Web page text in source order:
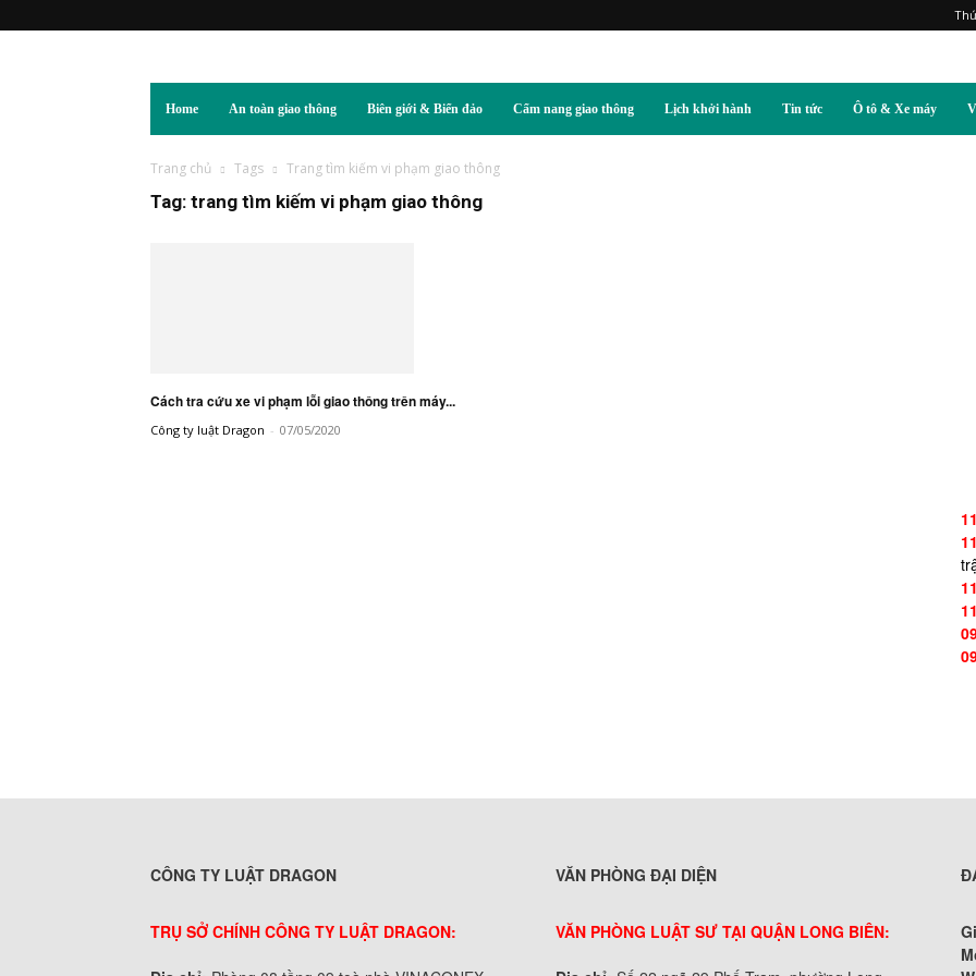
Home An toàn giao thông Biên giới & Biển đảo Cẩm nang giao thông Lịch khởi hành Tin tức Ô tô & Xe máy
Trang chủ Tags Trang tìm kiếm vi phạm giao thông
Tag: trang tìm kiếm vi phạm giao thông
Cách tra cứu xe vi phạm lỗi giao thông trên máy...
Công ty luật Dragon - 07/05/2020
CÔNG TY LUẬT DRAGON
TRỤ SỞ CHÍNH CÔNG TY LUẬT DRAGON:
VĂN PHÒNG ĐẠI DIỆN
VĂN PHÒNG LUẬT SƯ TẠI QUẬN LONG BIÊN: